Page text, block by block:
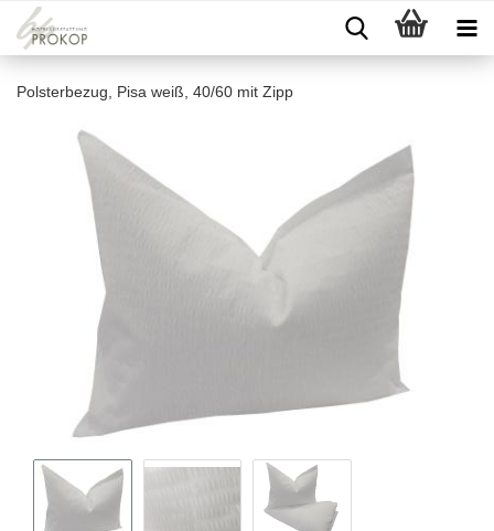
Polsterbezug, Pisa weiß, 40/60 mit Zipp